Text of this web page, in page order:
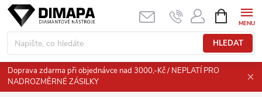
Přejít
obsah
HLEDAT
NÁKUPNÍ
KOŠÍK
Doprava zdarma při objednávce nad 3000,-Kč / NEPLATÍ PRO
NADROZMĚRNÉ ZÁSILKY